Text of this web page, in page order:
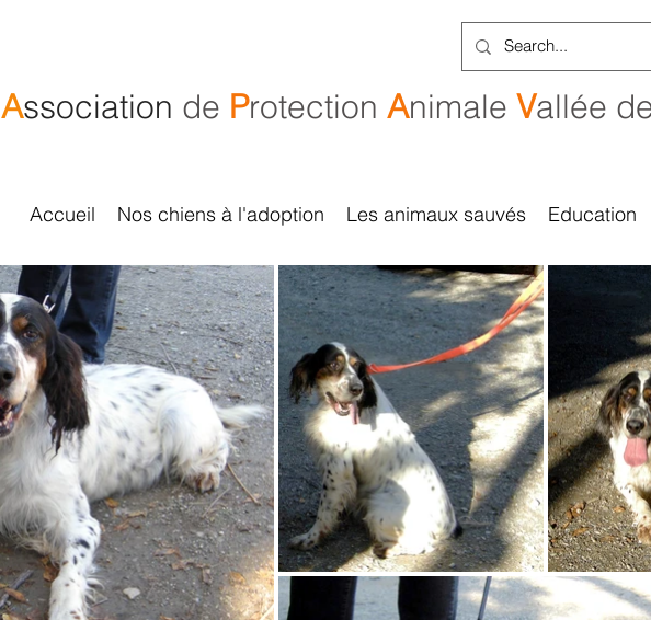
Association de Protection Animale Vallée
Accueil Nos chiens à l'adoption Les animaux sauvés Education